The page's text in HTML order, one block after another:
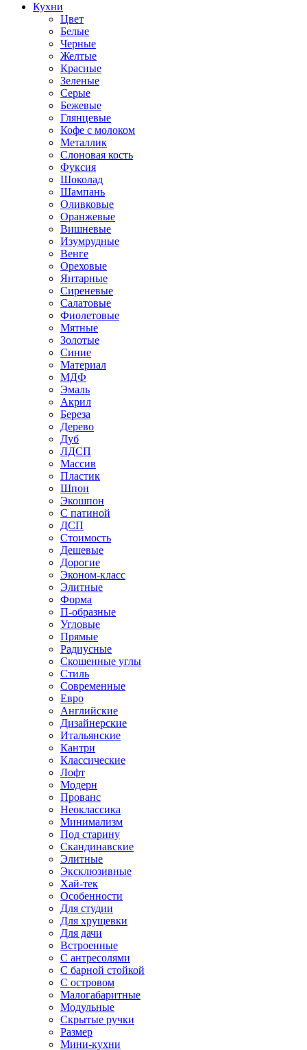
Кухни
Цвет
Белые
Черные
Желтые
Красные
Зеленые
Серые
Бежевые
Глянцевые
Кофе с молоком
Металлик
Слоновая кость
Фуксия
Шоколад
Шампань
Оливковые
Оранжевые
Вишневые
Изумрудные
Венге
Ореховые
Янтарные
Сиреневые
Салатовые
Фиолетовые
Мятные
Золотые
Синие
Материал
МДФ
Эмаль
Акрил
Береза
Дерево
Дуб
ЛДСП
Массив
Пластик
Шпон
Экошпон
С патиной
ДСП
Стоимость
Дешевые
Дорогие
Эконом-класс
Элитные
Форма
П-образные
Угловые
Прямые
Радиусные
Скошенные углы
Стиль
Современные
Евро
Английские
Дизайнерские
Итальянские
Кантри
Классические
Лофт
Модерн
Прованс
Неоклассика
Минимализм
Под старину
Скандинавские
Элитные
Эксклюзивные
Хай-тек
Особенности
Для студии
Для хрущевки
Для дачи
Встроенные
С антресолями
С барной стойкой
С островом
Малогабаритные
Модульные
Скрытые ручки
Размер
Мини-кухни